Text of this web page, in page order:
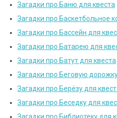
Загадки про Баню для квеста
Загадки про Баскетбольное
Загадки про Бассейн для
Загадки про Батарею для
Загадки про Батут для квеста
Загадки про Беговую
Загадки про Берёзу для
Загадки про Беседку для